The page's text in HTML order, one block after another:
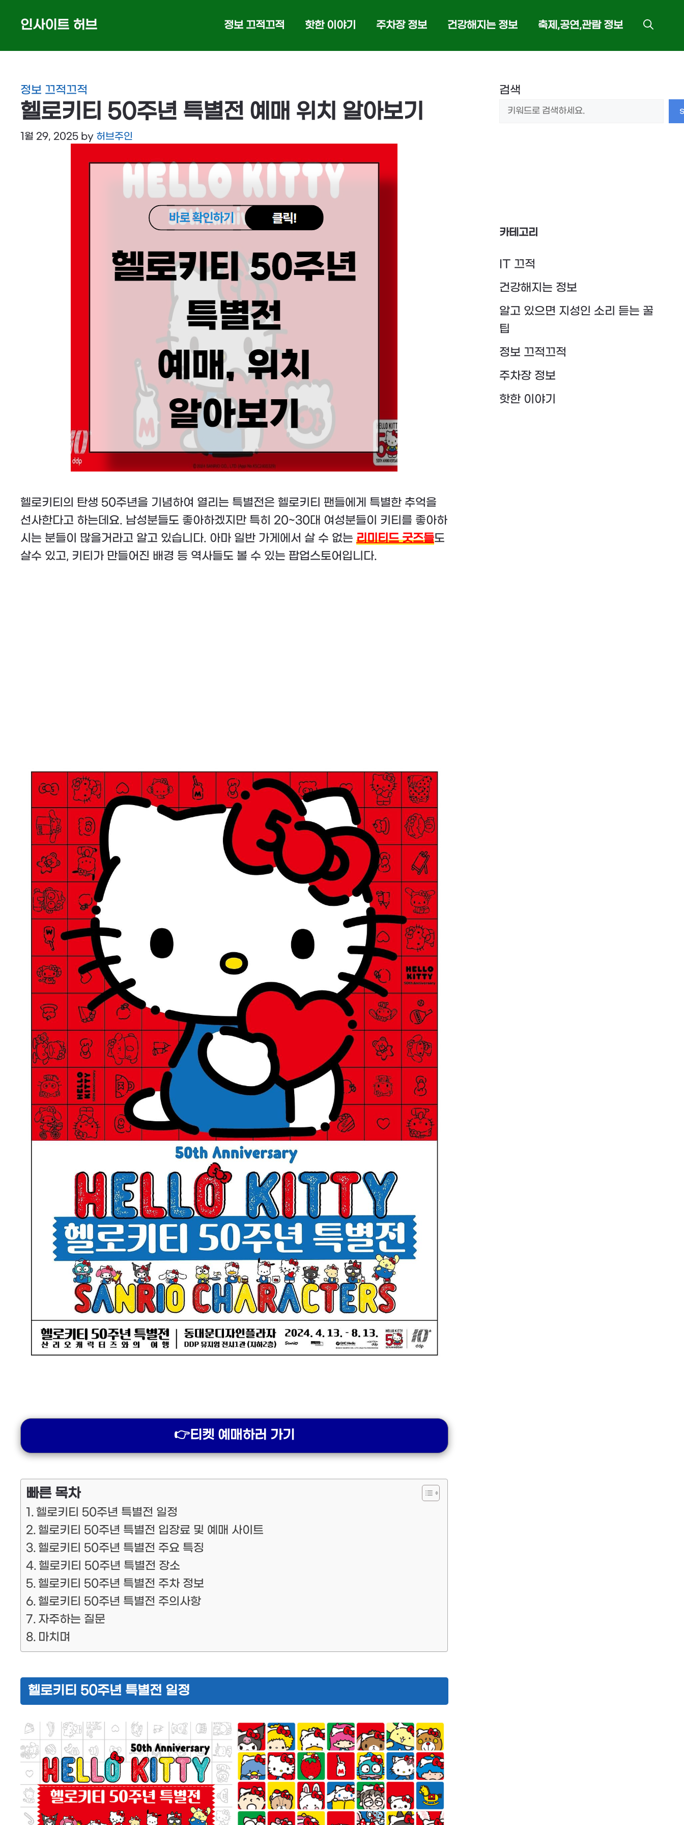
인사이트 허브 정보 끄적끄적 핫한 이야기 주차장 정보 건강해지는 정보 축제,공연,관람 정보
정보 끄적끄적
헬로키티 50주년 특별전 예매 위치 알아보기
1월 29, 2025 by 허브주인
헬로키티의 탄생 50주년을 기념하여 열리는 특별전은 헬로키티 팬들에게 특별한 추억을
선사한다고 하는데요. 남성분들도 좋아하겠지만 특히 20~30대 여성분들이 키티를 좋아하
시는 분들이 많을거라고 알고 있습니다. 아마 일반 가게에서 살 수 없는 리미티드 굿즈들도
살수 있고, 키티가 만들어진 배경 등 역사들도 볼 수 있는 팝업스토어입니다.
👉티켓 예매하러 가기
빠른 목차
헬로키티 50주년 특별전 일정
헬로키티 50주년 특별전 입장료 및 예매 사이트
헬로키티 50주년 특별전 주요 특징
헬로키티 50주년 특별전 장소
헬로키티 50주년 특별전 주차 정보
헬로키티 50주년 특별전 주의사항
자주하는 질문
마치며
헬로키티 50주년 특별전 일정
검색
카테고리
IT 끄적
건강해지는 정보
알고 있으면 지성인 소리 듣는 꿀
팁
정보 끄적끄적
주차장 정보
핫한 이야기